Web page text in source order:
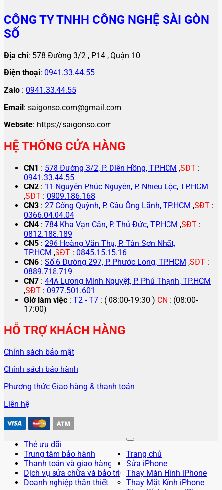
CÔNG TY TNHH CÔNG NGHỆ SÀI GÒN
SỐ
Địa chỉ: 578 Đường 3/2 , P14 , Quận 10
Điện thoại: 0941.33.44.55
Zalo : 0941.33.44.55
Email: saigonso.com@gmail.com
Website: https://saigonso.com
HỆ THỐNG CỬA HÀNG
CN1 : 578 Đường 3/2, P. Diên Hồng, TP.HCM ,SĐT :
0941.33.44.55
CN2 : 11 Nguyễn Phúc Nguyên, P. Nhiêu Lộc, TP.HCM
,SĐT : 0909.186.168
CN3 : 27 Cống Quỳnh, P. Cầu Ông Lãnh, TP.HCM ,SĐT :
0366.04.04.04
CN4 : 784 Kha Vạn Cân, P. Thủ Đức, TP.HCM ,SĐT :
0812.188.189
CN5 : 296 Hoàng Văn Thụ, P. Tân Sơn Nhất,
TP.HCM ,SĐT : 0845.15.15.16
CN6 : Số 6 Đường 297, P. Phước Long, TP.HCM ,SĐT :
0889.718.719
CN7 : 44A Lương Minh Nguyệt, P. Phú Thạnh, TP.HCM
,SĐT : 0977.501.601
Giờ làm việc : T2 - T7 : ( 08:00-19:30 ) CN : (08:00-
17:00)
HỖ TRỢ KHÁCH HÀNG
Chính sách bảo mật
Chính sách bảo hành
Phương thức Giao hàng & thanh toán
Liên hệ
Thẻ ưu đãi
Trung tâm bảo hành
Thanh toán và giao hàng
Dịch vụ sửa chữa và bảo trì
Doanh nghiệp thân thiết
Trang chủ
Sửa iPhone
Thay Màn Hình iPhone
Thay Mặt Kính iPhone